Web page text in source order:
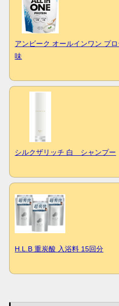
アンビーク オールインワン プ
味
シルクザリッチ 白 シャンプー
H.L.B 重炭酸 入浴料 15回分